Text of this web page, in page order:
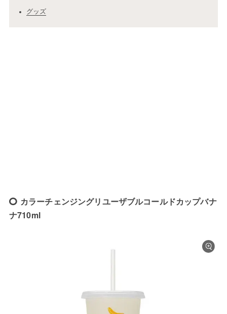
グッズ
カラーチェンジングリユーザブルコールドカップバナ
ナ710ml